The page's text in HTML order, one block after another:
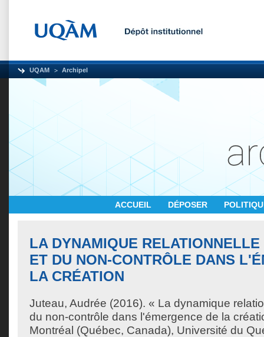
UQAM Archipel
ACCUEIL DÉPOSER
LA DYNAMIQUE
ET DU NON-CONTRÔLE DANS
LA CRÉATION
Juteau, Audrée (2016). « La dynamique
du non-contrôle dans l'émergence de la
Montréal (Québec, Canada), Université du